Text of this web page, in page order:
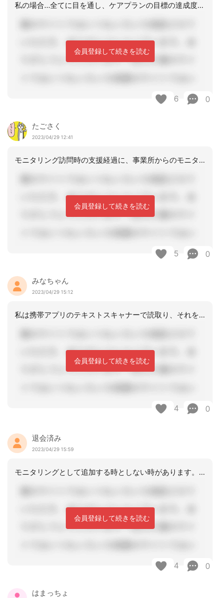
私の場合…全てに目を通し、ケアプランの目標の達成度やサービス内容の評価について必
会員登録して続きを読む
6 0
たごさく
2023/04/29 12:41
モニタリング訪問時の支援経過に、事業所からのモニタリングも追記する形で記録してい
会員登録して続きを読む
5 0
みなちゃん
2023/04/29 15:12
私は携帯アプリのテキストスキャナーで読取り、それをコピペしています。それでも毎月
会員登録して続きを読む
4 0
退会済み
2023/04/29 15:59
モニタリングとして追加する時としない時があります。記録の検索で引っかかってくるの
会員登録して続きを読む
4 0
はまっちょ